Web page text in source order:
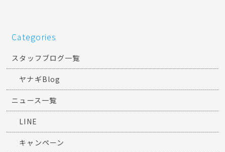
Categories
スタッフブログ一覧
ヤナギBlog
ニュース一覧
LINE
キャンペーン